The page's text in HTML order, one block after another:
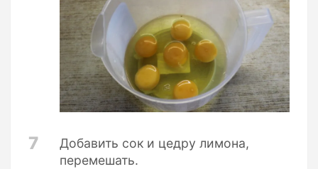
7
Добавить сок и цедру лимона,
перемешать.